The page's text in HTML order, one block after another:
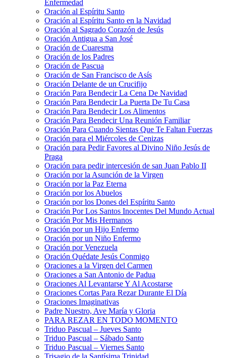
Enfermedad
Oración al Espíritu Santo
Oración al Espíritu Santo en la Navidad
Oración al Sagrado Corazón de Jesús
Oración Antigua a San José
Oración de Cuaresma
Oración de los Padres
Oración de Pascua
Oración de San Francisco de Asís
Oración Delante de un Crucifijo
Oración Para Bendecir La Cena De Navidad
Oración Para Bendecir La Puerta De Tu Casa
Oración Para Bendecir Los Alimentos
Oración Para Bendecir Una Reunión Familiar
Oración Para Cuando Sientas Que Te Faltan Fuerzas
Oración para el Miércoles de Cenizas
Oración para Pedir Favores al Divino Niño Jesús de
Praga
Oración para pedir intercesión de san Juan Pablo II
Oración por la Asunción de la Virgen
Oración por la Paz Eterna
Oración por los Abuelos
Oración por los Dones del Espíritu Santo
Oración Por Los Santos Inocentes Del Mundo Actual
Oración Por Mis Hermanos
Oración por un Hijo Enfermo
Oración por un Niño Enfermo
Oración por Venezuela
Oración Quédate Jesús Conmigo
Oraciones a la Virgen del Carmen
Oraciones a San Antonio de Padua
Oraciones Al Levantarse Y Al Acostarse
Oraciones Cortas Para Rezar Durante El Día
Oraciones Imaginativas
Padre Nuestro, Ave María y Gloria
PARA REZAR EN TODO MOMENTO
Triduo Pascual – Jueves Santo
Triduo Pascual – Sábado Santo
Triduo Pascual – Viernes Santo
Trisagio de la Santísima Trinidad